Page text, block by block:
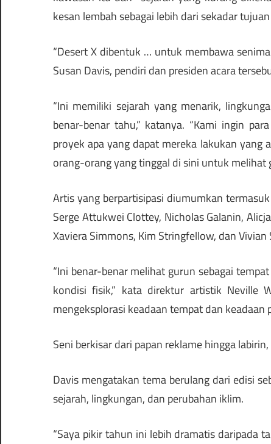
kesan lembah sebagai lebih dari sekadar
“Desert X dibentuk … untuk membawa
Susan Davis, pendiri dan presiden acara
“Ini memiliki sejarah yang menarik,
benar-benar tahu,” katanya. “Kami ingin
proyek apa yang dapat mereka lakukan yang
orang-orang yang tinggal di sini untuk melihat
Artis yang berpartisipasi diumumkan
Serge Attukwei Clottey, Nicholas Galanin,
Xaviera Simmons, Kim Stringfellow, dan Vivian
“Ini benar-benar melihat gurun sebagai
kondisi fisik,” kata direktur artistik Neville
mengeksplorasi keadaan tempat dan keadaan
Seni berkisar dari papan reklame hingga
Davis mengatakan tema berulang dari edisi
sejarah, lingkungan, dan perubahan iklim.
“Saya pikir tahun ini lebih dramatis daripada